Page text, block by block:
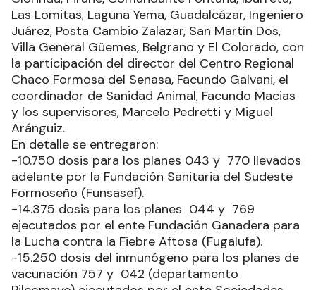
Las Lomitas, Laguna Yema, Guadalcázar, Ingeniero
Juárez, Posta Cambio Zalazar, San Martín Dos,
Villa General Güemes, Belgrano y El Colorado, con
la participación del director del Centro Regional
Chaco Formosa del Senasa, Facundo Galvani, el
coordinador de Sanidad Animal, Facundo Macias
y los supervisores, Marcelo Pedretti y Miguel
Aránguiz.
En detalle se entregaron:
-10.750 dosis para los planes 043 y 770 llevados
adelante por la Fundación Sanitaria del Sudeste
Formoseño (Funsasef).
-14.375 dosis para los planes 044 y 769
ejecutados por el ente Fundación Ganadera para
la Lucha contra la Fiebre Aftosa (Fugalufa).
-15.250 dosis del inmunógeno para los planes de
vacunación 757 y 042 (departamento